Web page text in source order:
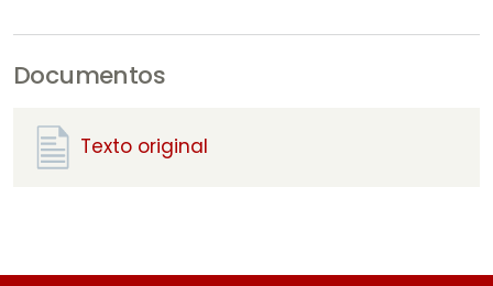
Documentos
Texto original